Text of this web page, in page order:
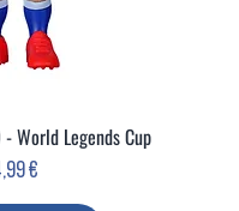
rápida
World Legends Cup
€